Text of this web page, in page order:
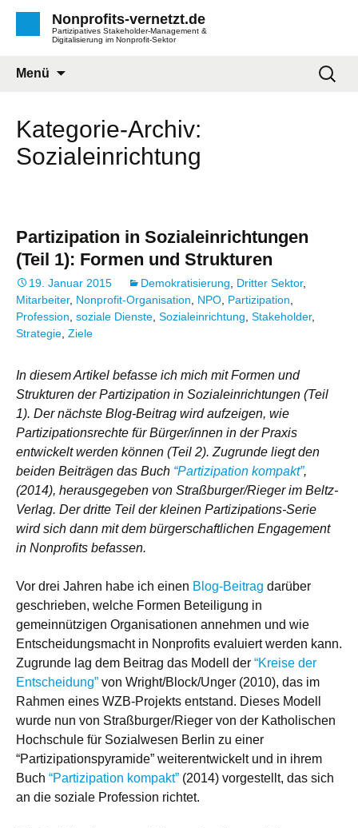
Nonprofits-vernetzt.de
Partizipatives Stakeholder-Management &
Digitalisierung im Nonprofit-Sektor
Menü
Suche
nach:
Kategorie-Archiv:
Sozialeinrichtung
Partizipation in Sozialeinrichtungen
(Teil 1): Formen und Strukturen
19. Januar 2015 Demokratisierung Dritter Sektor,
Mitarbeiter, Nonprofit-Organisation NPO Partizipation
Profession soziale Dienste Sozialeinrichtung Stakeholder,
Strategie Ziele
In diesem Artikel befasse ich mich mit Formen und
Strukturen der Partizipation in Sozialeinrichtungen (Teil
1). Der nächste Blog-Beitrag wird aufzeigen, wie
Partizipationsrechte für Bürger/innen in der Praxis
entwickelt werden können (Teil 2). Zugrunde liegt den
beiden Beiträgen das Buch “Partizipation kompakt”,
(2014), herausgegeben von Straßburger/Rieger im Beltz-
Verlag. Der dritte Teil der kleinen Partizipations-Serie
wird sich dann mit dem bürgerschaftlichen Engagement
in Nonprofits befassen.
Vor drei Jahren habe ich einen Blog-Beitrag darüber
geschrieben, welche Formen Beteiligung in
gemeinnützigen Organisationen annehmen und wie
Entscheidungsmacht in Nonprofits evaluiert werden kann.
Zugrunde lag dem Beitrag das Modell der “Kreise der
Entscheidung” von Wright/Block/Unger (2010), das im
Rahmen eines WZB-Projekts entstand. Dieses Modell
wurde nun von Straßburger/Rieger von der Katholischen
Hochschule für Sozialwesen Berlin zu einer
“Partizipationspyramide” weiterentwickelt und in ihrem
Buch “Partizipation kompakt” (2014) vorgestellt, das sich
an die soziale Profession richtet.